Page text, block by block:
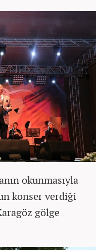
okunmasıyla
konser verdiği
gölge